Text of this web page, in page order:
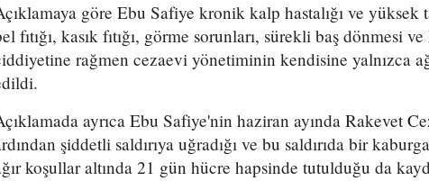
göre Ebu Safiye kronik kalp hastalığı ve yüksek
fıtığı, kasık fıtığı, görme sorunları, sürekli baş dönmesi
rağmen cezaevi yönetiminin kendisine yalnızca
ayrıca Ebu Safiye'nin haziran ayında Rakevet
şiddetli saldırıya uğradığı ve bu saldırıda bir
koşullar altında 21 gün hücre hapsinde tutulduğu da